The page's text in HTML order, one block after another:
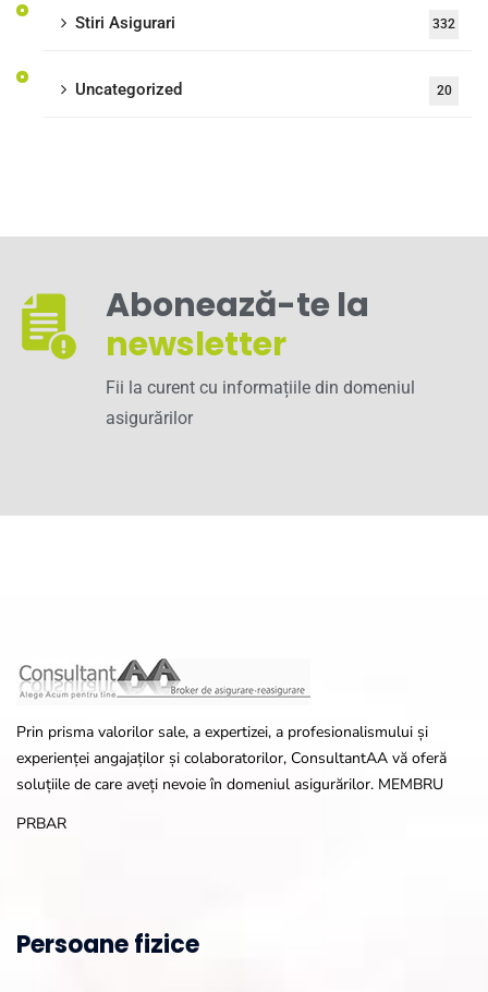
Stiri Asigurari 332
Uncategorized 20
Abonează-te la
newsletter
Fii la curent cu informațiile din domeniul
asigurărilor
Prin prisma valorilor sale, a expertizei, a profesionalismului și
experienței angajaților și colaboratorilor, ConsultantAA vă oferă
soluțiile de care aveți nevoie în domeniul asigurărilor. MEMBRU
PRBAR
Persoane fizice